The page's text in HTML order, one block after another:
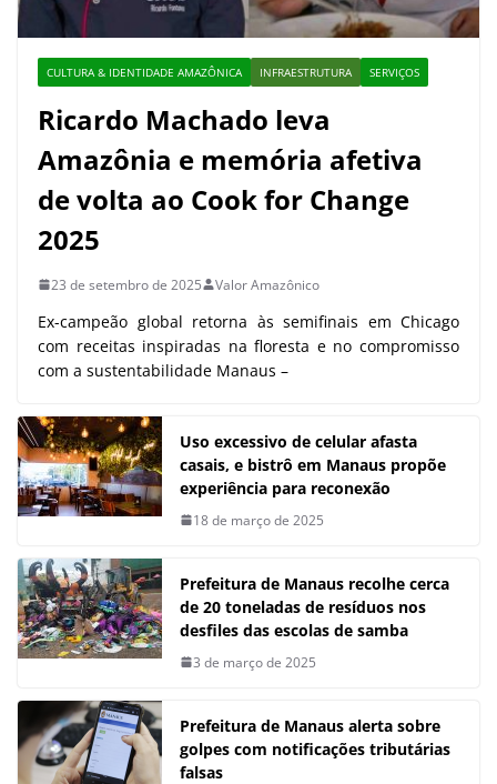
CULTURA & IDENTIDADE AMAZÔNICA INFRAESTRUTURA SERVIÇOS
Ricardo Machado leva
Amazônia e memória afetiva
de volta ao Cook for Change
2025
23 de setembro de 2025 Valor Amazônico
Ex-campeão global retorna às semifinais em Chicago
com receitas inspiradas na floresta e no compromisso
com a sustentabilidade Manaus –
Uso excessivo de celular afasta
casais, e bistrô em Manaus propõe
experiência para reconexão
18 de março de 2025
Prefeitura de Manaus recolhe cerca
de 20 toneladas de resíduos nos
desfiles das escolas de samba
3 de março de 2025
Prefeitura de Manaus alerta sobre
golpes com notificações tributárias
falsas